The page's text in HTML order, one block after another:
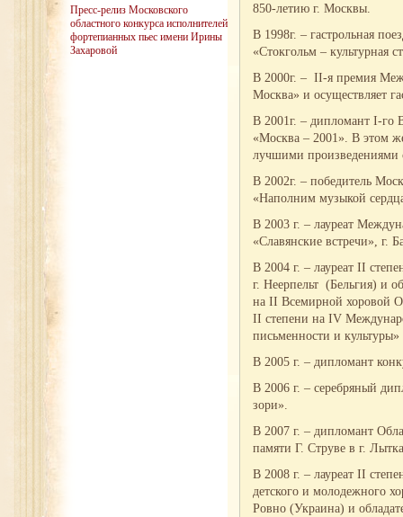
Пресс-релиз Московского
областного конкурса исполнителей
фортепианных пьес имени Ирины
Захаровой
850-летию г. Москвы.
В 1998г. – гастрольная
«Стокгольм – культурная
В 2000г. – II-я премия
Москва» и осуществляет
В 2001г. – дипломант I-го
«Москва – 2001». В этом
лучшими произведениями
В 2002г. – победитель
«Наполним музыкой
В 2003 г. – лауреат
«Славянские встречи», г.
В 2004 г. – лауреат II
г. Неерпельт (Бельгия) и
на II Всемирной хоровой
II степени на IV
письменности и
В 2005 г. – дипломант
В 2006 г. – серебряный
зори».
В 2007 г. – дипломант
памяти Г. Струве в г.
В 2008 г. – лауреат II
детского и молодежного
Ровно (Украина) и